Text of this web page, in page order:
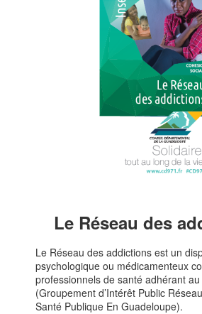
Le Réseau des
Le Réseau des addictions est un
psychologique ou médicamenteux
professionnels de santé adhérant au
(Groupement d’Intérêt Public
Santé Publique En Guadeloupe).